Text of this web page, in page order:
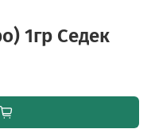
1гр Седек